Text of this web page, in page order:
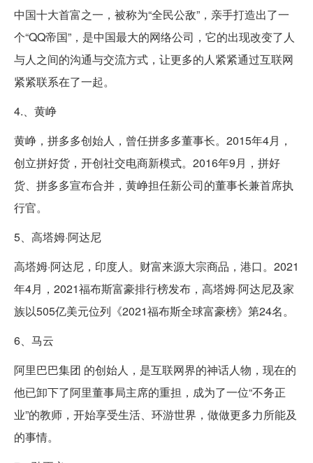
中国十大首富之一，被称为“全民公敌”，亲手打造出了一
个“QQ帝国”，是中国最大的网络公司，它的出现改变了人
与人之间的沟通与交流方式，让更多的人紧紧通过互联网
紧紧联系在了一起。
4.、黄峥
黄峥，拼多多创始人，曾任拼多多董事长。2015年4月，
创立拼好货，开创社交电商新模式。2016年9月，拼好
货、拼多多宣布合并，黄峥担任新公司的董事长兼首席执
行官。
5、高塔姆·阿达尼
高塔姆·阿达尼，印度人。财富来源大宗商品，港口。2021
年4月，2021福布斯富豪排行榜发布，高塔姆·阿达尼及家
族以505亿美元位列《2021福布斯全球富豪榜》第24名。
6、马云
阿里巴巴集团 的创始人，是互联网界的神话人物，现在的
他已卸下了阿里董事局主席的重担，成为了一位“不务正
业”的教师，开始享受生活、环游世界，做做更多力所能及
的事情。